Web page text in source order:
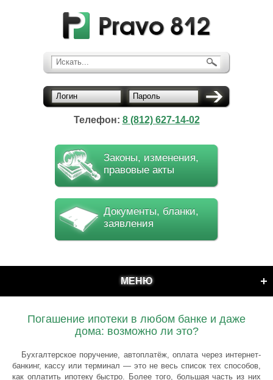
Искать...
Логин Пароль
Телефон: 8 (812) 627-14-02
Законы, изменения,
правовые акты
Документы, бланки,
заявления
МЕНЮ
Погашение ипотеки в любом банке и даже
дома: возможно ли это?
Бухгалтерское поручение, автоплатёж, оплата через интернет-
банкинг, кассу или терминал — это не весь список тех способов,
как оплатить ипотеку быстро. Более того, большая часть из них